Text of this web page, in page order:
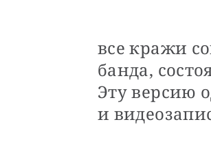
все кражи
банда,
Эту версию
и